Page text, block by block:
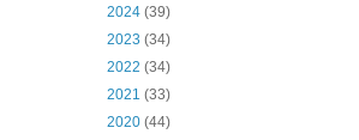
2024 (39)
2023 (34)
2022 (34)
2021 (33)
2020 (44)